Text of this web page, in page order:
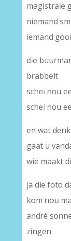
magistrale
niemand
iemand
die
brabbelt
schei nou
schei nou
en wat
gaat u
wie maakt
ja die foto
kom nou
andré
zingen